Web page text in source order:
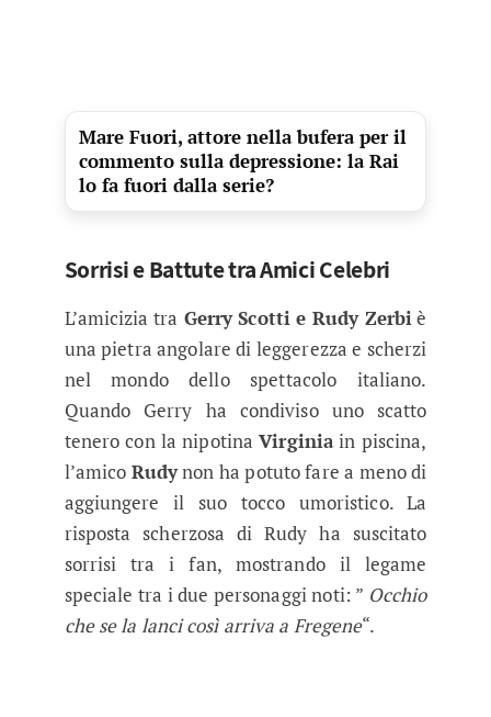
Mare Fuori, attore nella bufera per il
commento sulla depressione: la Rai
lo fa fuori dalla serie?
Sorrisi e Battute tra Amici Celebri
L’amicizia tra Gerry Scotti e Rudy Zerbiè
una pietra angolare di leggerezza e scherzi
nel mondo dello spettacolo italiano.
Quando Gerry ha condiviso uno scatto
tenero con la nipotinaVirginiain piscina,
l’amico Rudynon ha potuto fare a meno di
aggiungere il suo tocco umoristico. La
risposta scherzosa di Rudy ha suscitato
sorrisi tra i fan, mostrando il legame
speciale tra i due personaggi noti: ” Occhio
che se la lanci così arriva a Fregene“.